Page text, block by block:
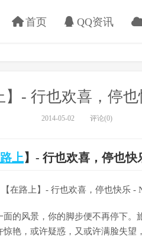
首页 QQ资讯
】- 行也欢喜，停
2014-05-02 评论(0)
上】- 行也欢喜，停也快
的风景，你的脚步便不再停下
艳，或许疑惑，又或许满脸失